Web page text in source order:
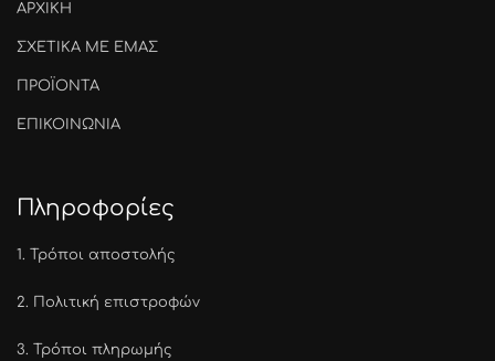
ΑΡΧΙΚΗ
ΣΧΕΤΙΚΑ ΜΕ ΕΜΑΣ
ΠΡΟΪΟΝΤΑ
ΕΠΙΚΟΙΝΩΝΙΑ
Πληροφορίες
1. Τρόποι αποστολής
2. Πολιτική επιστροφών
3. Τρόποι πληρωμής